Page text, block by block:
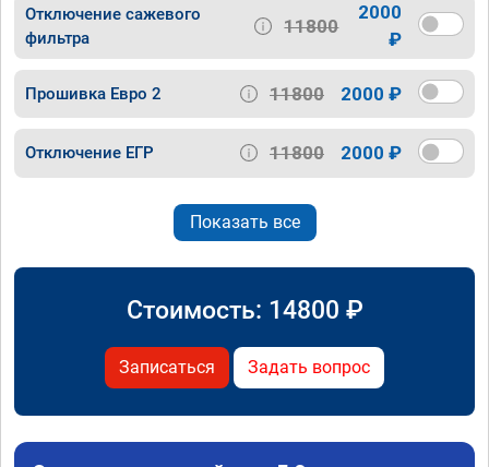
Отключение сажевого
фильтра
11800
2000
₽
Прошивка Евро 2 11800 2000 ₽
Отключение ЕГР 11800 2000 ₽
Показать все
Стоимость: 14800 ₽
Записаться Задать вопрос